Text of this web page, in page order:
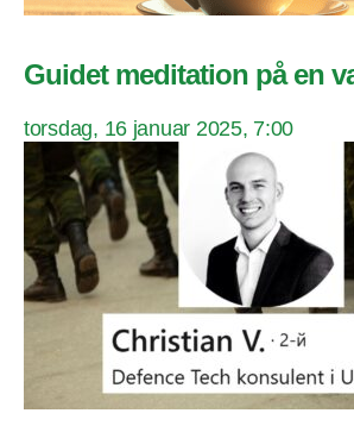
Guidet meditation på en
torsdag, 16 januar 2025, 7:00